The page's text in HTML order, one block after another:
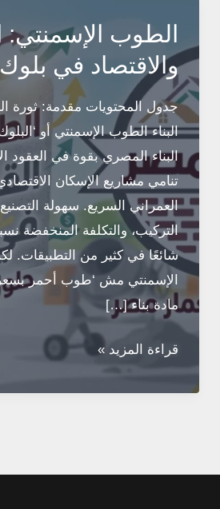
الطوب الإسمنتي:
والاقتصاد في
جدول المحتويات مقدمة: ثورة
البناء الطوب الإسمنتي أو
البناء المصري بقوة في العقود
تنامي مشاريع الإسكان
العمراني السريع. سهولة
التركيب، والتكلفة المنخفضة
شائعًا في كثير من التطبيقات.
الإسمنتي مش ‘طوب أحمر
مادة بناء […]
الطوب
القوة
بلوك
قراءة المزيد »